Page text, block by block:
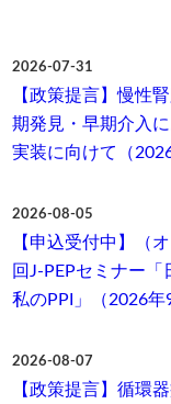
2026-07-31
【政策提言】慢性
期発見・早期介入
実装に向けて（
2026-08-05
【申込受付中】（
回J-PEPセミナー「
私のPPI」（2026年
2026-08-07
【政策提言】循環